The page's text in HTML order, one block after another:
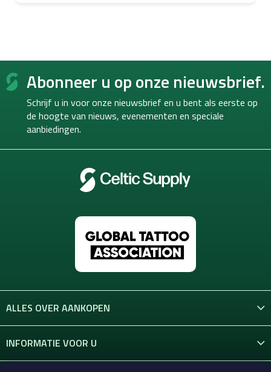
F
Abonneer u op onze nieuwsbrief.
Schrijf u in voor onze nieuwsbrief en u bent als eerste op
de hoogte van nieuws, evenementen en speciale
aanbiedingen.
ALLES OVER AANKOPEN
INFORMATIE VOOR U